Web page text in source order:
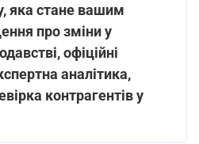
яка стане вашим
про зміни у
офіційні
аналітика,
контрагентів у